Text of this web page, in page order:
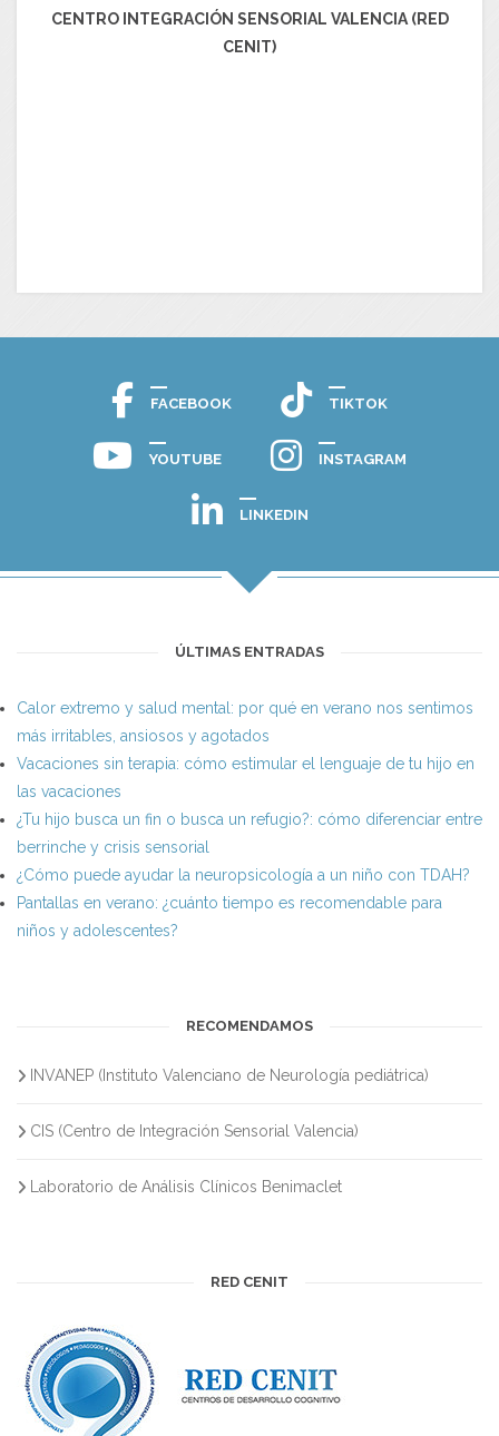
CENTRO INTEGRACIÓN SENSORIAL VALENCIA (RED
CENIT)
FACEBOOK TIKTOK
YOUTUBE INSTAGRAM
LINKEDIN
ÚLTIMAS ENTRADAS
Calor extremo y salud mental: por qué en verano nos sentimos
más irritables, ansiosos y agotados
Vacaciones sin terapia: cómo estimular el lenguaje de tu hijo en
las vacaciones
¿Tu hijo busca un fin o busca un refugio?: cómo diferenciar entre
berrinche y crisis sensorial
¿Cómo puede ayudar la neuropsicología a un niño con TDAH?
Pantallas en verano: ¿cuánto tiempo es recomendable para
niños y adolescentes?
RECOMENDAMOS
INVANEP (Instituto Valenciano de Neurología pediátrica)
CIS (Centro de Integración Sensorial Valencia)
Laboratorio de Análisis Clínicos Benimaclet
RED CENIT